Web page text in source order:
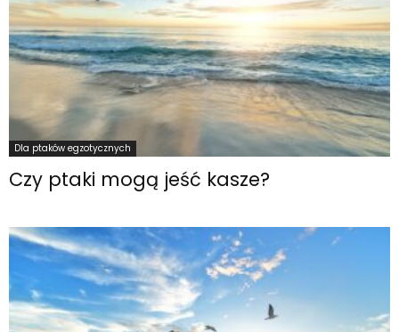
Dla ptaków egzotycznych
Czy ptaki mogą jeść kasze?